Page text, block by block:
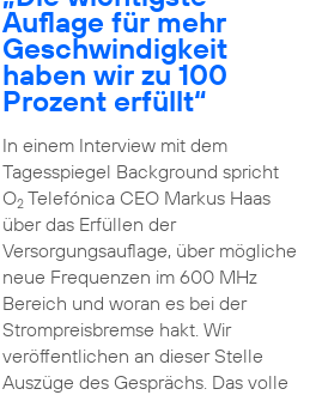
Auflage für mehr
Geschwindigkeit
haben wir zu 100
Prozent erfüllt“
In einem Interview mit dem
Tagesspiegel Background spricht
O2Telefónica CEO Markus Haas
über das Erfüllen der
Versorgungsauflage, über mögliche
neue Frequenzen im 600 MHz
Bereich und woran es bei der
Strompreisbremse hakt. Wir
veröffentlichen an dieser Stelle
Auszüge des Gesprächs. Das volle